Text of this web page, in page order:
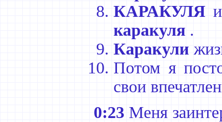
КАРАКУЛЯ
каракуля .
Каракули
Потом я
свои
0:23 Меня